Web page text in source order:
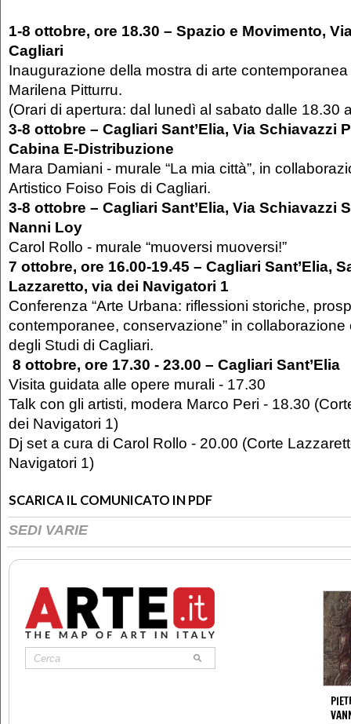
1-8 ottobre, ore 18.30 – Spazio e Movimento,
Cagliari
Inaugurazione della mostra di arte contemporanea
Marilena Pitturru.
(Orari di apertura: dal lunedì al sabato dalle 18.30
3‐8 ottobre – Cagliari Sant’Elia, Via Schiavazzi
Cabina E‐Distribuzione
Mara Damiani ‐ murale “La mia città”, in
Artistico Foiso Fois di Cagliari.
3-8 ottobre – Cagliari Sant’Elia, Via Schiavazzi
Nanni Loy
Carol Rollo - murale “muoversi muoversi!”
7 ottobre, ore 16.00‐19.45 – Cagliari Sant’Elia,
Lazzaretto, via dei Navigatori 1
Conferenza “Arte Urbana: riflessioni storiche,
contemporanee, conservazione” in collaborazione
degli Studi di Cagliari.
8 ottobre, ore 17.30 ‐ 23.00 – Cagliari Sant’Elia
Visita guidata alle opere murali ‐ 17.30
Talk con gli artisti, modera Marco Peri ‐ 18.30
dei Navigatori 1)
Dj set a cura di Carol Rollo ‐ 20.00 (Corte
Navigatori 1)
SCARICA IL COMUNICATO IN PDF
SEDI VARIE